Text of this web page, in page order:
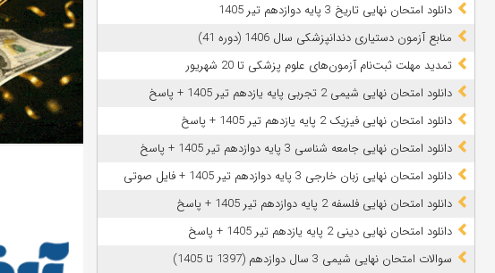
دانلود امتحان نهایی تاریخ 3 پایه دوازدهم تیر 1405
منابع آزمون دستیاری دندانپزشکی سال 1406 (دوره 41)
تمدید مهلت ثبت‌نام آزمون‌های علوم پزشکی تا 20 شهریور
دانلود امتحان نهایی شیمی 2 تجربی پایه یازدهم تیر 1405 + پاسخ
دانلود امتحان نهایی فیزیک 2 پایه یازدهم تیر 1405 + پاسخ
دانلود امتحان نهایی جامعه شناسی 3 پایه دوازدهم تیر 1405 + پاسخ
دانلود امتحان نهایی زبان خارجی 3 پایه دوازدهم تیر 1405 + فایل صوتی
دانلود امتحان نهایی فلسفه 2 پایه دوازدهم تیر 1405 + پاسخ
دانلود امتحان نهایی دینی 2 پایه یازدهم تیر 1405 + پاسخ
سوالات امتحان نهایی شیمی 3 سال دوازدهم (1397 تا 1405)